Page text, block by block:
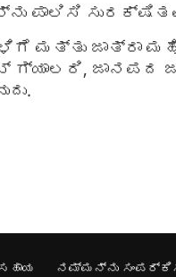
ಪಾಲಿಸಿ
ಜಾತ್ರಾ
ಜಾನಪದ
ನಮ್ಮನ್ನು